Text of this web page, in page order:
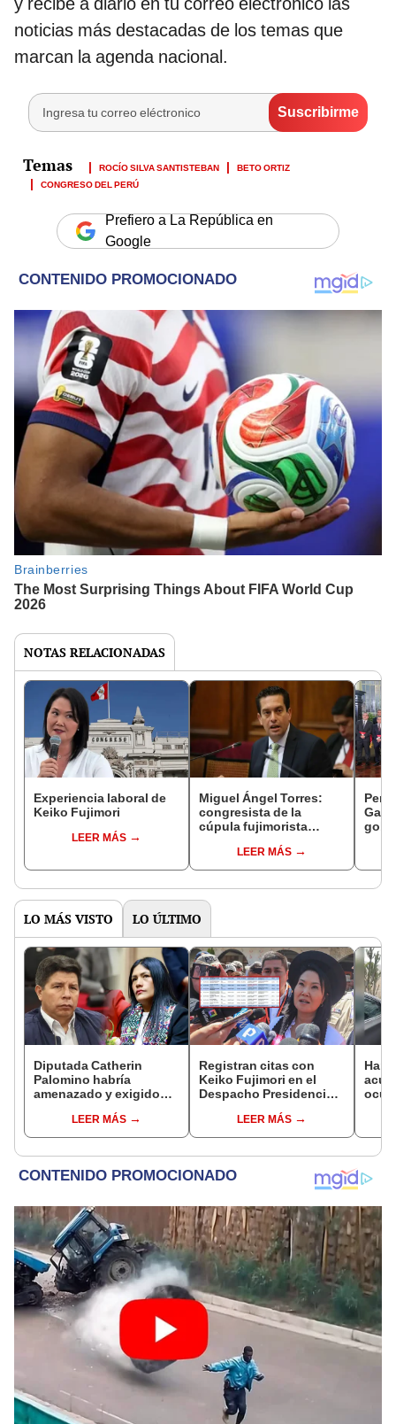
noticias más destacadas de los temas que
marcan la agenda nacional.
ROCÍO SILVA SANTISTEBAN
BETO ORTIZ
CONGRESO DEL PERÚ
Prefiero a La República en
Google
NOTAS RELACIONADAS
Experiencia laboral de
Keiko Fujimori
LEER MÁS
Miguel Ángel Torres:
congresista de la
cúpula fujimorista
del SenadoLEER MÁS
LO MÁS VISTO LO ÚLTIMO
Diputada Catherin
Palomino habría
amenazado y exigido
Pedro Castillo tras
insultarlos por
LEER MÁS
Registran citas con
Keiko Fujimori en el
Despacho Presidencial
LEER MÁS
PNP